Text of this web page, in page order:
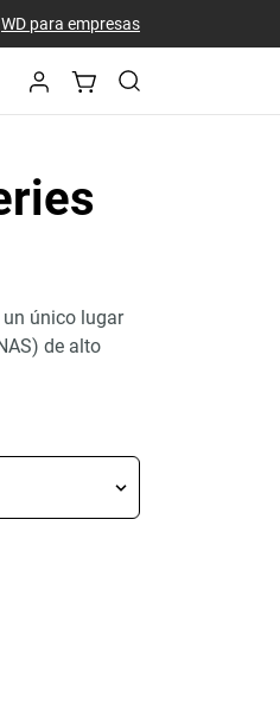
WD para empresas
único lugar
de alto